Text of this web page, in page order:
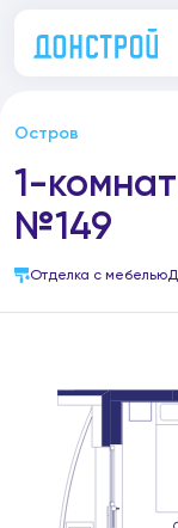
Остров
1-
№149
Отделка с мебелью